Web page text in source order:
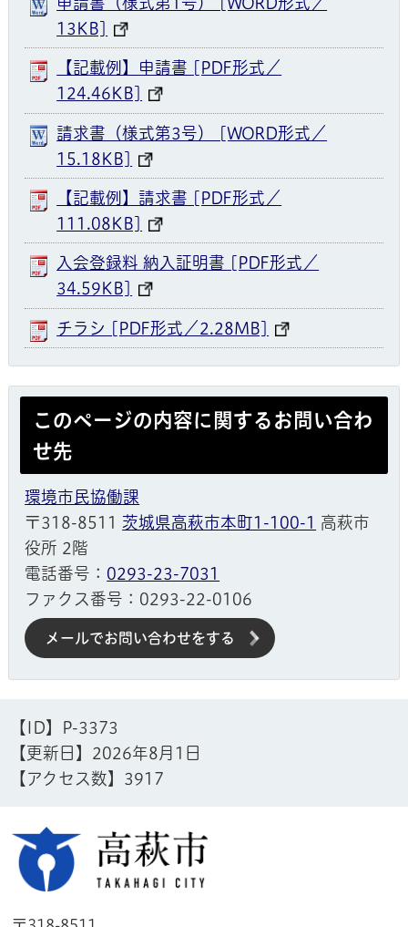
13KB]
【記載例】申請書 [PDF形式／
124.46KB]
請求書（様式第3号） [WORD形式／
15.18KB]
【記載例】請求書 [PDF形式／
111.08KB]
入会登録料 納入証明書 [PDF形式／
34.59KB]
チラシ [PDF形式／2.28MB]
このページの内容に関するお問い合わ
せ先
環境市民協働課
〒318-8511 茨城県高萩市本町1-100-1 高萩市
役所 2階
電話番号： 0293-23-7031
ファクス番号：0293-22-0106
メールでお問い合わせをする
【ID】
P-3373
【更新日】 2026年8月1日
【アクセス数】 3917